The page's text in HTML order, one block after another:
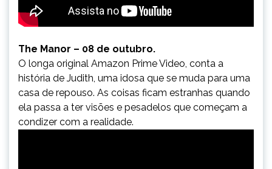
The Manor – 08 de outubro.
O longa original Amazon Prime Video, conta a
história de Judith, uma idosa que se muda para uma
casa de repouso. As coisas ficam estranhas quando
ela passa a ter visões e pesadelos que começam a
condizer com a realidade.